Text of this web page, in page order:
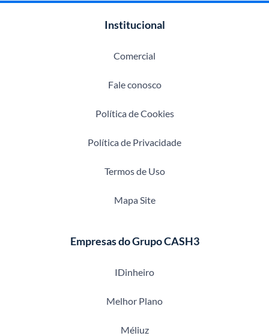
Institucional
Comercial
Fale conosco
Política de Cookies
Política de Privacidade
Termos de Uso
Mapa Site
Empresas do Grupo CASH3
IDinheiro
Melhor Plano
Méliuz